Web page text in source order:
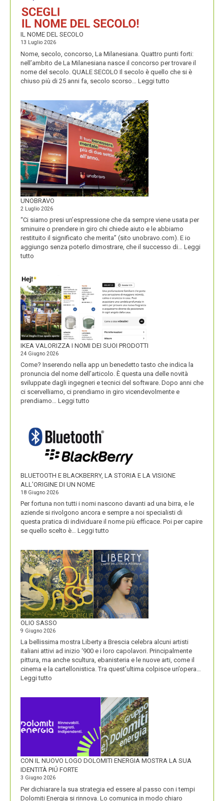
IL NOME DEL SECOLO
13 Luglio 2026
Nome, secolo, concorso, La Milanesiana. Quattro punti forti:
nell’ambito de La Milanesiana nasce il concorso per trovare il
nome del secolo. QUALE SECOLO Il secolo è quello che si è
chiuso più di 25 anni fa, secolo scorso… Leggi tutto
UNOBRAVO
2 Luglio 2026
“Ci siamo presi un’espressione che da sempre viene usata per
sminuire o prendere in giro chi chiede aiuto e le abbiamo
restituito il significato che merita” (sito unobravo.com). E io
aggiungo senza poterlo dimostrare, che il successo di… Leggi
tutto
IKEA VALORIZZA I NOMI DEI SUOI PRODOTTI
24 Giugno 2026
Come? Inserendo nella app un benedetto tasto che indica la
pronuncia del nome dell’articolo. È questa una delle novità
sviluppate dagli ingegneri e tecnici del software. Dopo anni che
ci scervelliamo, ci prendiamo in giro vicendevolmente e
prendiamo… Leggi tutto
NOMI
DEI
SUOI
PRODOTTI
BLUETOOTH E BLACKBERRY, LA STORIA E LA VISIONE
ALL’ORIGINE DI UN NOME
18 Giugno 2026
Per fortuna non tutti i nomi nascono davanti ad una birra, e le
aziende si rivolgono ancora e sempre a noi specialisti di
questa pratica di individuare il nome più efficace. Poi per capire
se quello scelto è… Leggi tutto
E
BLACKBERRY,
LA
STORIA
E
LA
VISIONE
ALL’ORIGINE
DI
NOME
OLIO SASSO
9 Giugno 2026
La bellissima mostra Liberty a Brescia celebra alcuni artisti
italiani attivi ad inizio ‘900 e i loro capolavori. Principalmente
pittura, ma anche scultura, ebanisteria e le nuove arti, come il
cinema e la cartellonistica. Tra quest’ultima colpisce un’opera…
Leggi tutto
SASSO
CON IL NUOVO LOGO DOLOMITI ENERGIA MOSTRA LA SUA
IDENTITÀ PIÚ FORTE
3 Giugno 2026
Per dichiarare la sua strategia ed essere al passo con i tempi
Dolomiti Energia si rinnova. Lo comunica in modo chiaro